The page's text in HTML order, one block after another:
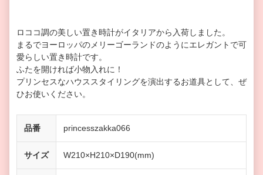
ロココ調の美しい置き時計がイタリアから入荷しました。
まるでヨーロッパのメリーゴーランドのようにエレガントで可
愛らしい置き時計です。
ふたを開ければ小物入れに！
プリンセスなハウススタイリングを演出するお道具として、ぜ
ひお使いください。
品番 princesszakka066
サイズ W210×H210×D190(mm)